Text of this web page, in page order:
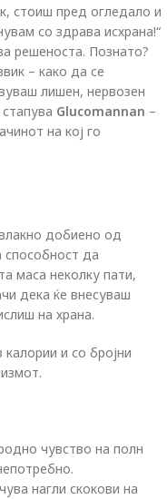
стоиш пред огледало и
со здрава исхрана!“
решеноста. Познато?
– како да се
лишен, нервозен
Glucomannan –
на кој го
добиено од
способност да
маса неколку пати,
дека ќе внесуваш
на храна.
и со бројни
чувство на полн
нагли скокови на